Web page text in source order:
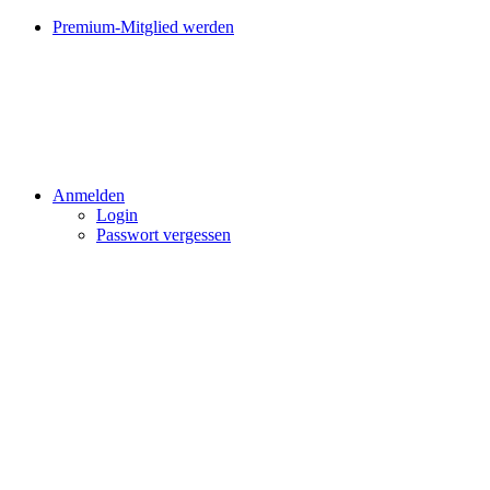
Premium-Mitglied werden
Anmelden
Login
Passwort vergessen